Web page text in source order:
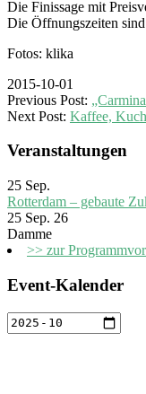
Die Finissage mit
Die Öffnungszeiten
Fotos: klika
2015-10-01
Previous Post:
Next Post: Kaffee,
Veranstaltungen
25 Sep.
Rotterdam – gebaute
25 Sep. 26
Damme
>> zur
Event-Kalender